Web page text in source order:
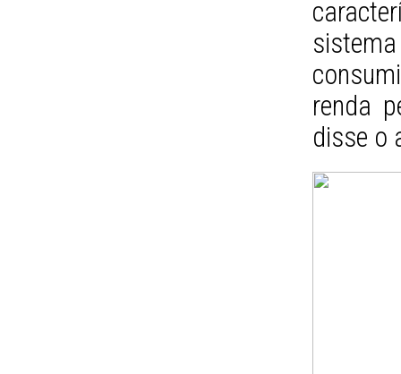
renda
disse o